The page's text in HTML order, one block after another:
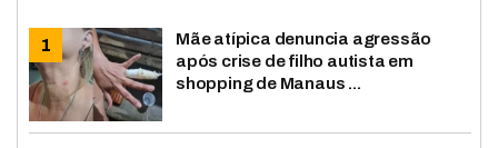
Mãe atípica denuncia agressão
após crise de filho autista em
shopping de Manaus ...